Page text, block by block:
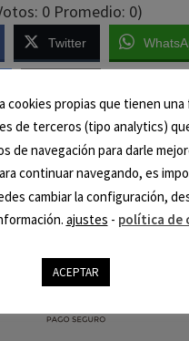
0 Promedio: 0)
Twitter
cookies propias que tienen una
de terceros (tipo analytics)
de navegación para darle
continuar navegando, es
cambiar la configuración,
ajustes - política de
ACEPTAR